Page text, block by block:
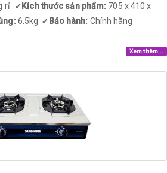
rỉ ✔ Kích thước sản phẩm: 705 x 410 x
6.5kg ✔ Bảo hành: Chính hãng
Xem thêm...